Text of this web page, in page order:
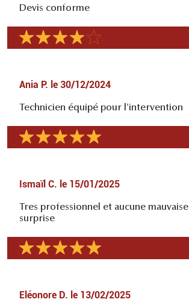
Devis conforme
Ania P. le 30/12/2024
Technicien équipé pour l'intervention
Ismaïl C. le 15/01/2025
Tres professionnel et aucune mauvaise
surprise
Eléonore D. le 13/02/2025